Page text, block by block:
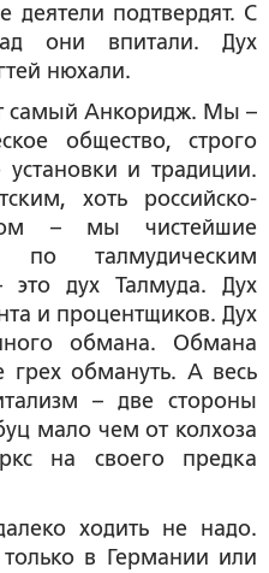
подтвердят. С
они впитали. Дух
нюхали.
самый Анкоридж. Мы –
общество, строго
и традиции.
хоть российско-
– мы чистейшие
по талмудическим
это дух Талмуда. Дух
и процентщиков. Дух
обмана. Обмана
грех обмануть. А весь
– две стороны
мало чем от колхоза
на своего предка
ходить не надо.
в Германии или